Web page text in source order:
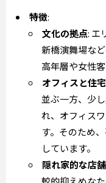
特徴:
文化の拠点: エ
新橋演舞場な
高年層や女性
オフィスと住
並ぶ一方、少
れ、オフィス
す。そのため
しています。
隠れ家的な店舗